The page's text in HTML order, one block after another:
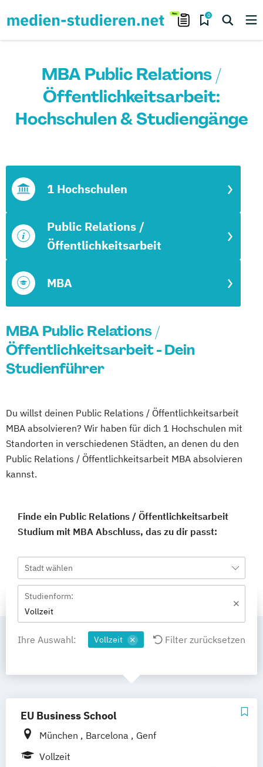
0
MBA Public Relations /
Öffentlichkeitsarbeit:
Hochschulen & Studiengänge
MBA
Public Relations /
Öffentlichkeitsarbeit
1 Hochschulen
MBA Public Relations /
Öffentlichkeitsarbeit - Dein
Studienführer
Du willst deinen Public Relations / Öffentlichkeitsarbeit
MBA absolvieren? Wir haben für dich 1 Hochschulen mit
Standorten in verschiedenen Städten, an denen du den
Public Relations / Öffentlichkeitsarbeit MBA absolvieren
kannst.
Finde ein Public Relations / Öffentlichkeitsarbeit
Studium mit MBA Abschluss, das zu dir passt:
Stadt wählen
Studienform:
Vollzeit
Ihre Auswahl: Vollzeit Filter zurücksetzen
EU Business School
München Barcelona
Genf
Vollzeit